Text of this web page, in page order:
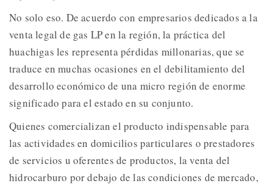
No solo eso. De acuerdo con empresarios dedicados a la
venta legal de gas LP en la región, la práctica del
huachigas les representa pérdidas millonarias, que se
traduce en muchas ocasiones en el debilitamiento del
desarrollo económico de una micro región de enorme
significado para el estado en su conjunto.
Quienes comercializan el producto indispensable para
las actividades en domicilios particulares o prestadores
de servicios u oferentes de productos, la venta del
hidrocarburo por debajo de las condiciones de mercado,